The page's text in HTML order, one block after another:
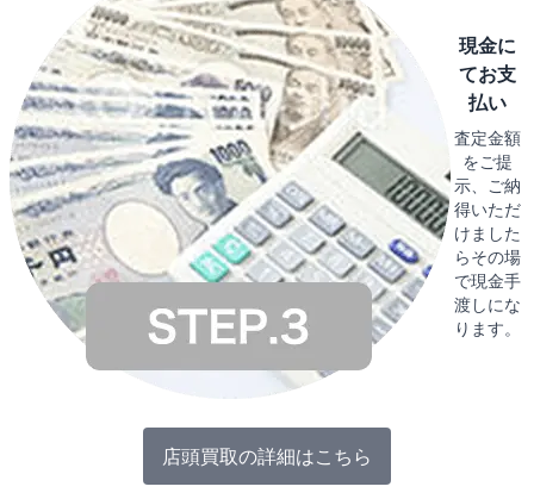
現金に
てお支
払い
査定金額
をご提
示、ご納
得いただ
けました
らその場
で現金手
渡しにな
ります。
店頭買取の詳細はこちら